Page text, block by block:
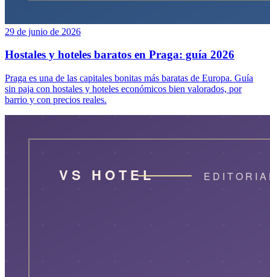
29 de junio de 2026
Hostales y hoteles baratos en Praga: guía 2026
Praga es una de las capitales bonitas más baratas de Europa. Guía
sin paja con hostales y hoteles económicos bien valorados, por
barrio y con precios reales.